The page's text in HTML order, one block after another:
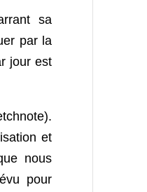
sa
par la
jour est
et
nous
pour